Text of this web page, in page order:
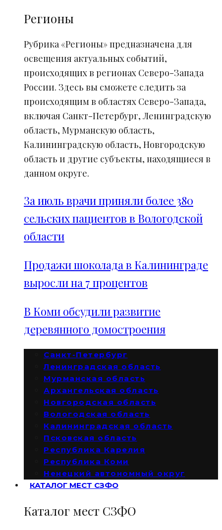
Регионы
Рубрика «Регионы» предназначена для
освещения актуальных событий,
происходящих в регионах Северо-Запада
России. Здесь вы сможете следить за
происходящим в областях Северо-Запада,
включая Санкт-Петербург, Ленинградскую
область, Мурманскую область,
Калининградскую область, Новгородскую
область и другие субъекты, находящиеся в
данном округе.
За июль врачи приняли более 380
сельских пациентов в Вологодской
области
Продажи шоколада в Калининграде
выросли на 7 процентов
В Коми обсудили развитие
деревянного домостроения
Санкт-Петербург
Ленинградская область
Мурманская область
Архангельская область
Новгородская область
Вологодская область
Калининградская область
Псковская область
Республика Карелия
Республика Коми
Ненецкий автономный округ
КАТАЛОГ МЕСТ СЗФО
Каталог мест СЗФО